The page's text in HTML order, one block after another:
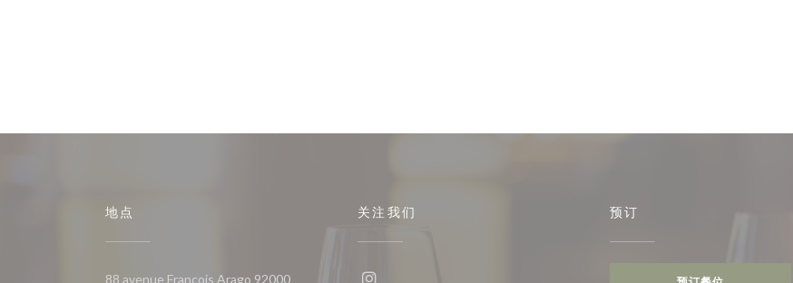
地点
88 avenue Francois Arago 92000
关注我们 预订